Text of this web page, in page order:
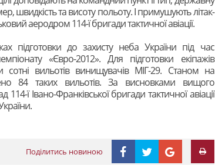
швидкість та висоту польоту. І примушують літак-
аеродром 114-ї бригади тактичної авіації.
підготовки до захисту неба України під час
«Євро-2012». Для підготовки екіпажів
вильотів винищувачів МІГ-29. Станом на
84 таких вильотів. За висновками вищого
ї Івано-Франківської бригади тактичної авіації
Поділитись новиною